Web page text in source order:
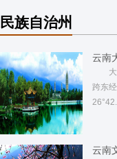
民族自治州
云南
跨东
云南